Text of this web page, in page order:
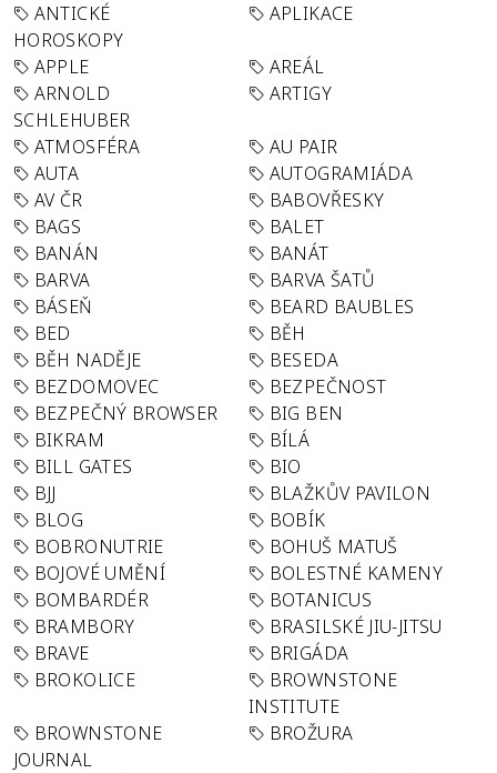
ANTICKÉ
HOROSKOPY
APLIKACE
APPLE
AREÁL
ARNOLD
SCHLEHUBER
ARTIGY
ATMOSFÉRA
AU PAIR
AUTA
AUTOGRAMIÁDA
AV ČR
BABOVŘESKY
BAGS
BALET
BANÁN
BANÁT
BARVA
BARVA ŠATŮ
BÁSEŇ
BEARD BAUBLES
BED
BĚH
BĚH NADĚJE
BESEDA
BEZDOMOVEC
BEZPEČNOST
BEZPEČNÝ BROWSER
BIG BEN
BIKRAM
BÍLÁ
BILL GATES
BIO
BJJ
BLAŽKŮV PAVILON
BLOG
BOBÍK
BOBRONUTRIE
BOHUŠ MATUŠ
BOJOVÉ UMĚNÍ
BOLESTNÉ KAMENY
BOMBARDÉR
BOTANICUS
BRAMBORY
BRASILSKÉ JIU-JITSU
BRAVE
BRIGÁDA
BROKOLICE
BROWNSTONE
INSTITUTE
BROWNSTONE
JOURNAL
BROŽURA